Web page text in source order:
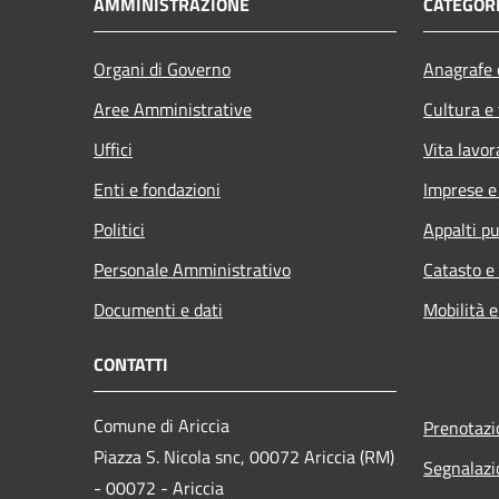
Organi di Governo
Aree Amministrative
Uffici
Enti e fondazioni
Politici
Personale Amministrativo
Documenti e dati
Cultura
Vita
Imprese
Appalti
Catasto
Mobilità
CONTATTI
Comune di Ariccia
Piazza S. Nicola snc, 00072 Ariccia (RM)
- 00072 - Ariccia